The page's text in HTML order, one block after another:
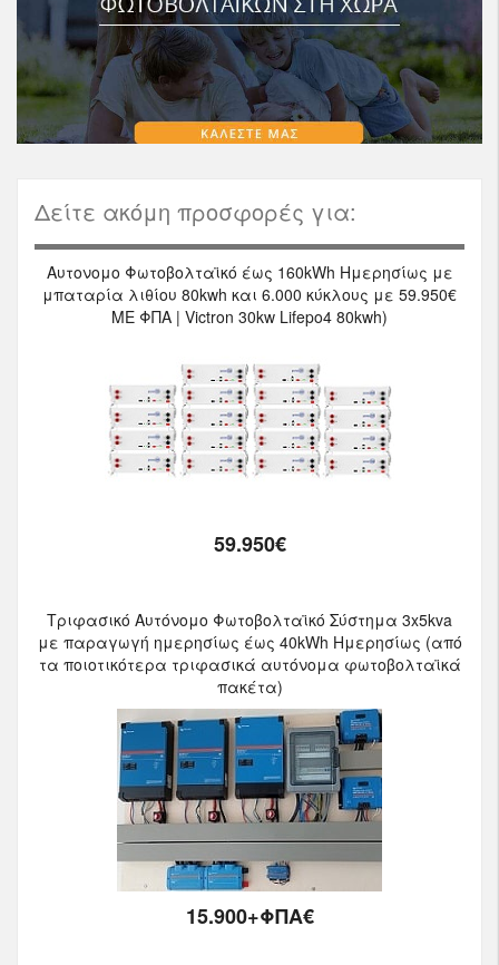
Δείτε ακόμη προσφορές για:
Αυτονομο Φωτοβολταϊκό έως 160kWh Ημερησίως με
μπαταρία λιθίου 80kwh και 6.000 κύκλους με 59.950€
ΜΕ ΦΠΑ | Victron 30kw Lifepo4 80kwh)
59.950€
Τριφασικό Αυτόνομο Φωτοβολταϊκό Σύστημα 3x5kva
με παραγωγή ημερησίως έως 40kWh Ημερησίως (από
τα ποιοτικότερα τριφασικά αυτόνομα φωτοβολταϊκά
πακέτα)
15.900+ΦΠΑ€